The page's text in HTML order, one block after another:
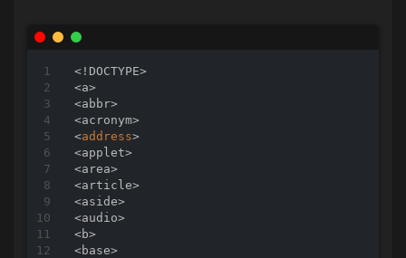
< ! DOCTYPE>
<a>
<abbr>
<acronym>
<address>
<applet>
<area>
<article>
<aside>
<audio>
<b>
<base>